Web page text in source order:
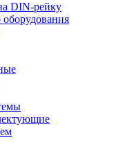
DIN-рейку